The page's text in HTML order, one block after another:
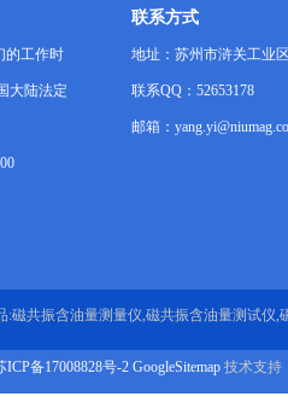
的工作时
大陆法定
联系方式
地址：苏州市浒关工业
联系QQ：52653178
邮箱：
磁共振含油量测量仪,磁共振含油量测试仪,
ICP备17008828号-2 GoogleSitemap 技术支持